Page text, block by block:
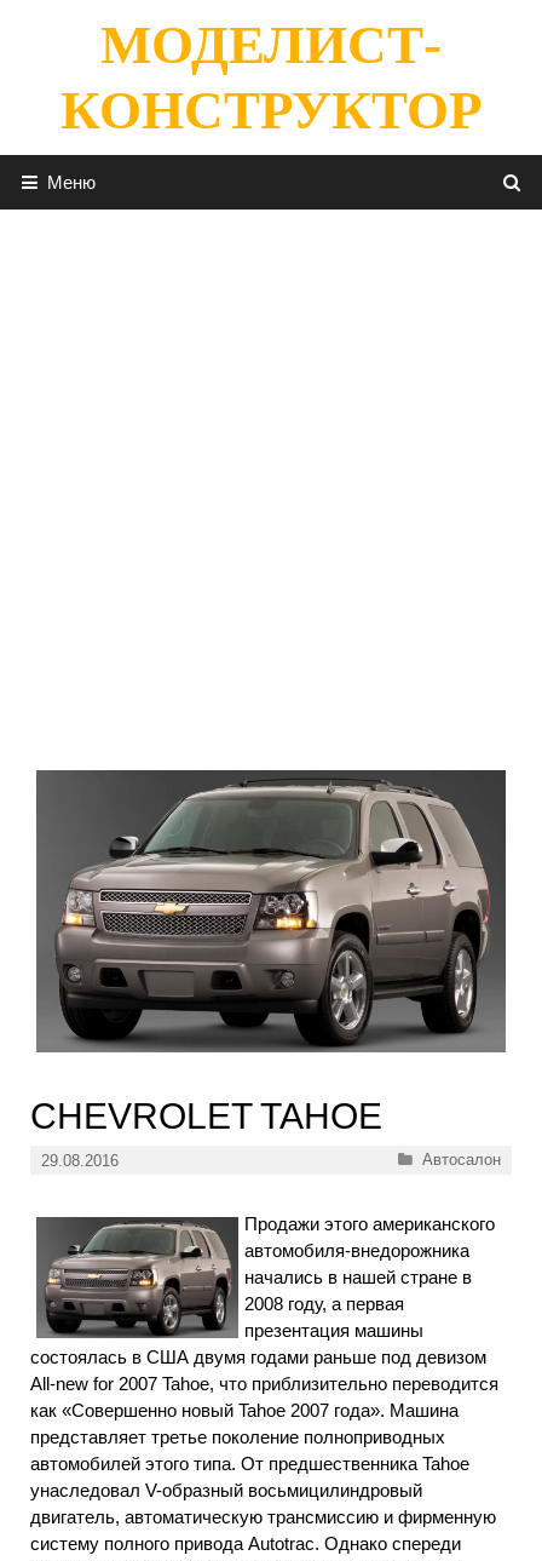
содержимомуМОДЕЛИСТ-
КОНСТРУКТОР
Меню
CHEVROLET TAHOE
29.08.2016 Рубрики
Автосалон
Продажи этого американского
автомобиля-внедорожника
начались в нашей стране в
2008 году, а первая
презентация машины
состоялась в США двумя годами раньше под девизом
All-new for 2007 Tahoe, что приблизительно переводится
как «Совершенно новый Tahoe 2007 года». Машина
представляет третье поколение полноприводных
автомобилей этого типа. От предшественника Tahoe
унаследовал V-образный восьмицилиндровый
двигатель, автоматическую трансмиссию и фирменную
систему полного привода Autotrac. Однако спереди